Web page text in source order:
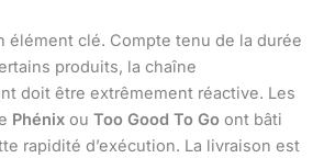
élément clé. Compte tenu de la durée
produits, la chaîne
doit être extrêmement réactive. Les
Phénix ou Too Good To Go ont bâti
rapidité d’exécution. La livraison est